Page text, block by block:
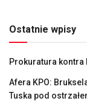
Ostatnie wpisy
Prokuratura kontra
Afera KPO:
Tuska pod